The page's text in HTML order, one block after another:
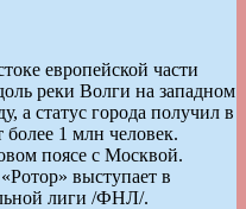
европейской части
реки Волги на западном
а статус города получил в
1 млн человек.
поясе с Москвой.
выступает в
лиги /ФНЛ/.